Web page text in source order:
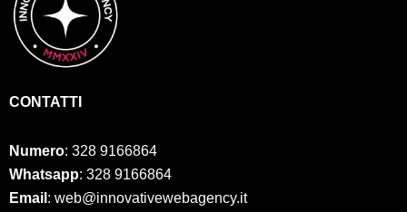
CONTATTI
Numero: 328 9166864
Whatsapp: 328 9166864
Email : web@innovativewebagency.it